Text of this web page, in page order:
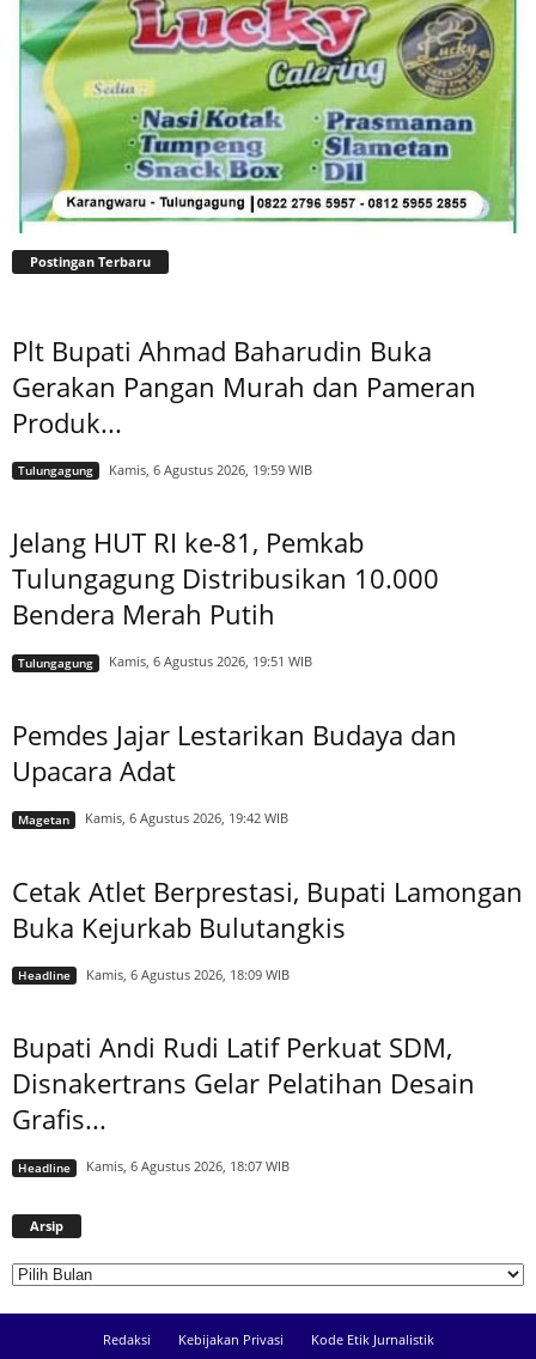
Postingan Terbaru
Plt Bupati Ahmad Baharudin Buka
Gerakan Pangan Murah dan Pameran
Produk...
Tulungagung Kamis, 6 Agustus 2026, 19:59 WIB
Jelang HUT RI ke-81, Pemkab
Tulungagung Distribusikan 10.000
Bendera Merah Putih
Tulungagung Kamis, 6 Agustus 2026, 19:51 WIB
Pemdes Jajar Lestarikan Budaya dan
Upacara Adat
Magetan Kamis, 6 Agustus 2026, 19:42 WIB
Cetak Atlet Berprestasi, Bupati Lamongan
Buka Kejurkab Bulutangkis
Headline Kamis, 6 Agustus 2026, 18:09 WIB
Bupati Andi Rudi Latif Perkuat SDM,
Disnakertrans Gelar Pelatihan Desain
Grafis...
Headline Kamis, 6 Agustus 2026, 18:07 WIB
Arsip
Redaksi Kebijakan Privasi
Kode Etik Jurnalistik